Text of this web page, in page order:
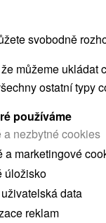
svobodně
můžeme ukládat
ostatní typy
používáme
a nezbytné cookies
a marketingové
úložisko
data
reklam